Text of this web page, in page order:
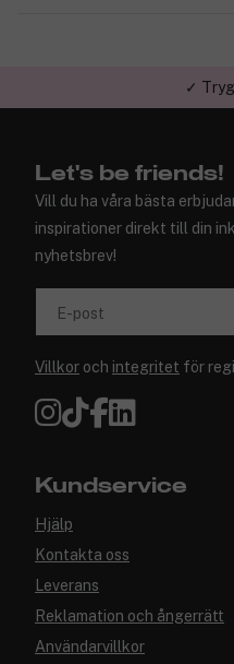
✓
Let's be friends!
Vill du ha våra bästa
inspirationer direkt till din
nyhetsbrev!
E-post
Villkor och integritet för
Kundservice
Hjälp
Kontakta oss
Leverans
Reklamation och ångerrätt
Användarvillkor